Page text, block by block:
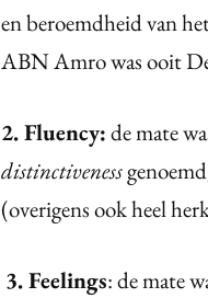
en beroemdheid van
ABN Amro was ooit
2. Fluency:de mate
distinctiveness
(overigens ook heel
3. Feelings: de mate